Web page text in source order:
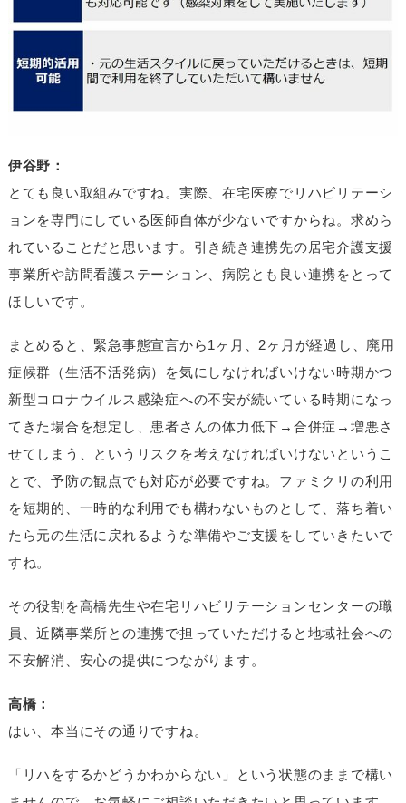
伊谷野：
とても良い取組みですね。実際、在宅医療でリハビリテーシ
ョンを専門にしている医師自体が少ないですからね。求めら
れていることだと思います。引き続き連携先の居宅介護支援
事業所や訪問看護ステーション、病院とも良い連携をとって
ほしいです。
まとめると、緊急事態宣言から1ヶ月、2ヶ月が経過し、廃用
症候群（生活不活発病）を気にしなければいけない時期かつ
新型コロナウイルス感染症への不安が続いている時期になっ
てきた場合を想定し、患者さんの体力低下→合併症→増悪さ
せてしまう、というリスクを考えなければいけないというこ
とで、予防の観点でも対応が必要ですね。ファミクリの利用
を短期的、一時的な利用でも構わないものとして、落ち着い
たら元の生活に戻れるような準備やご支援をしていきたいで
すね。
その役割を高橋先生や在宅リハビリテーションセンターの職
員、近隣事業所との連携で担っていただけると地域社会への
不安解消、安心の提供につながります。
高橋：
はい、本当にその通りですね。
「リハをするかどうかわからない」という状態のままで構い